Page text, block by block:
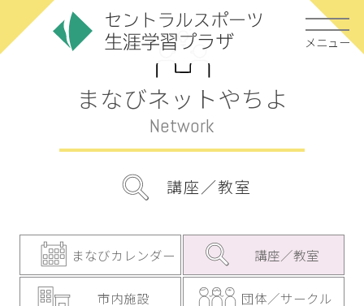
メニュー
まなびネットやちよ
Network
講座／教室
まなびカレンダー 講座／教室
市内施設 団体／サークル